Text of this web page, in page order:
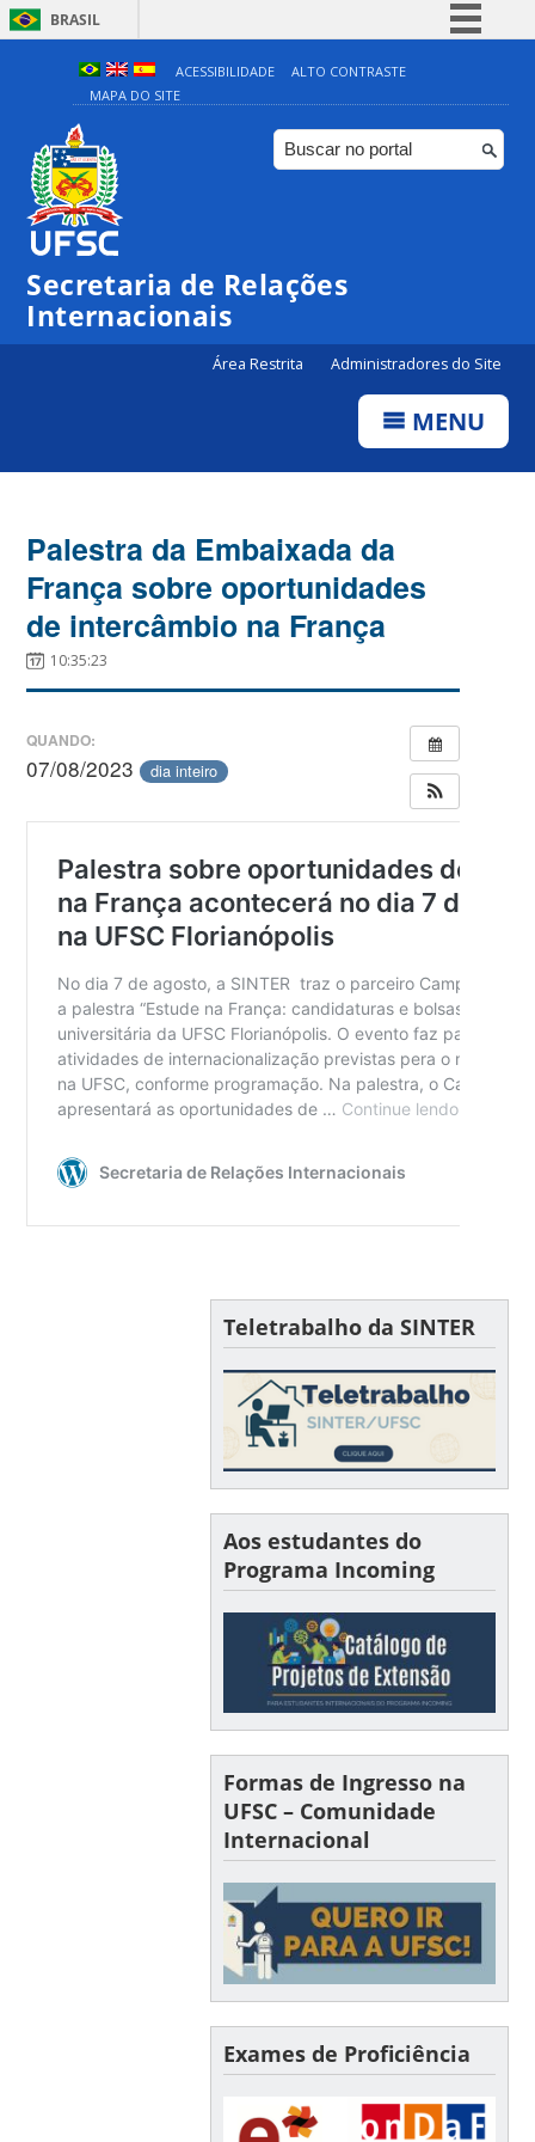
BRASIL
Simplifique!
Comunica BR
Participe
ACESSIBILIDADE
ALTO CONTRASTE
MAPA DO SITE
Secretaria de Relações
Internacionais
Área Restrita Administradores do Site
MENU
Palestra da Embaixada da
França sobre oportunidades
de intercâmbio na França
10:35:23
QUANDO:
07/08/2023 dia inteiro
Teletrabalho da SINTER
Aos estudantes do
Programa Incoming
Formas de Ingresso na
UFSC – Comunidade
Internacional
Exames de Proficiência